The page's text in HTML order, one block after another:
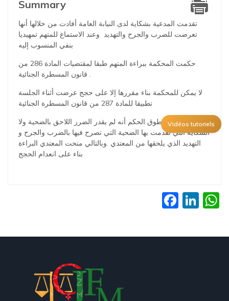
Vidéos tutoriels
Summary
تقدمت المدعية بشكاية لدى النيابة العامة أفادت من خلالها أنها
تعرضت للضرب والجرح والتهديد وعند الاستماع للمتهم تمهيديا
حكمت المحكمة ببراءة المتهم طبقا لمقتضيات المادة 286 من
قانون المسطرة الجنائية .
لا يمكن للمحكمة بناء مقررها إلا على حجج عرضت أثناء الجلسة
الملاحظ في منطوق الحكم أنه لم يقدر الضرر اللاحق بالضحية ولا
الشكاية التي تقدمت بها الضحية التي تصرح فيها بالضرب والجرح و
التهديد الذي يلحقها من المعتدي .وبالتالي منحت المعتدي البراءة